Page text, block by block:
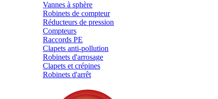
Vannes à sphère
Robinets de compteur
Réducteurs de pression
Compteurs
Raccords PE
Clapets anti-pollution
Robinets d'arrosage
Clapets et crépines
Robinets d'arrêt